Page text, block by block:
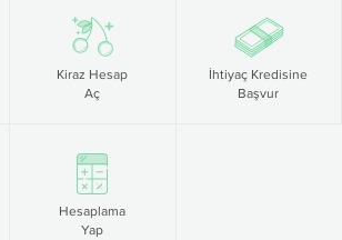
Kiraz Hesap
Aç
İhtiyaç Kredisine
Başvur
Hesaplama
Yap